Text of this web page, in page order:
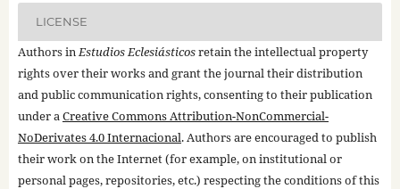
LICENSE
Authors inEstudios Eclesiásticosretain the intellectual property
rights over their works and grant the journal their distribution
and public communication rights, consenting to their publication
under aCreative Commons Attribution-NonCommercial-
NoDerivates 4.0 Internacional. Authors are encouraged to publish
their work on the Internet (for example, on institutional or
personal pages, repositories, etc.) respecting the conditions of this